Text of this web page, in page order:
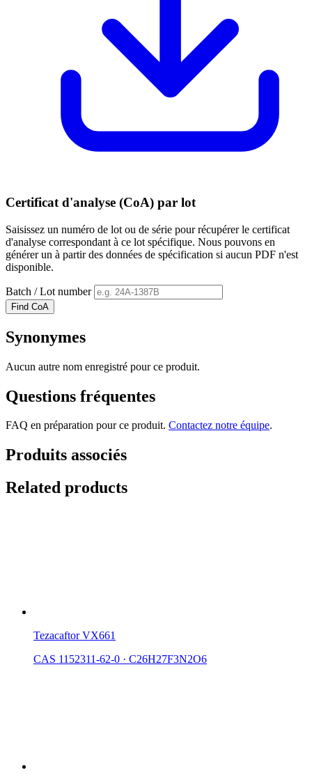
Certificat d'analyse (CoA) par lot
Saisissez un numéro de lot ou de série pour récupérer le certificat
d'analyse correspondant à ce lot spécifique. Nous pouvons en
générer un à partir des données de spécification si aucun PDF n'est
disponible.
Batch / Lot number
Find CoA
Synonymes
Aucun autre nom enregistré pour ce produit.
Questions fréquentes
FAQ en préparation pour ce produit. Contactez notre équipe.
Produits associés
Related products
Tezacaftor VX661
CAS 1152311-62-0 · C26H27F3N2O6